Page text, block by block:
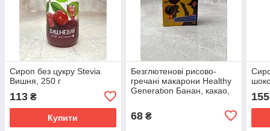
Сироп без цукру Stevia
Вишня, 250 г
113 ₴
Купити
Безглютенові рисово-
гречані макарони Healthy
Generation Банан, какао,
68₴
155